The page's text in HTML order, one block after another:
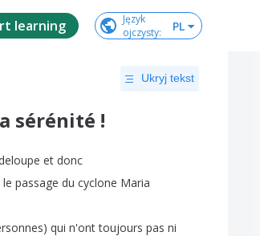
learning
Język
ojczysty: PL
Ukryj tekst
sérénité !
et donc
le passage du cyclone Maria
) qui n'ont toujours pas ni